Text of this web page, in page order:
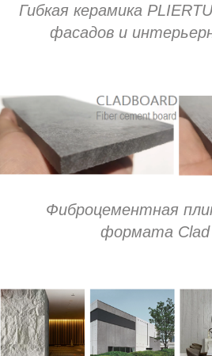
Гибкая керамика
фасадов и
Фиброцементная
формата Clad